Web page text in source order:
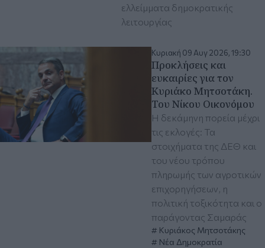
ελλείμματα δημοκρατικής
λειτουργίας
Κυριακή 09 Αυγ 2026, 19:30
Προκλήσεις και
ευκαιρίες για τον
Κυριάκο Μητσοτάκη.
Του Νίκου Οικονόμου
Η δεκάμηνη πορεία μέχρι
τις εκλογές: Τα
στοιχήματα της ΔΕΘ και
του νέου τρόπου
πληρωμής των αγροτικών
επιχορηγήσεων, η
πολιτική τοξικότητα και ο
παράγοντας Σαμαράς
Κυριάκος Μητσοτάκης
Νέα Δημοκρατία